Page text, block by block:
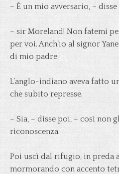
– È un mio avversario, –
– sir Moreland! Non fatemi
per voi. Anch’io al signor
di mio padre.
L’anglo-indiano aveva fatto
che subito represse.
– Sia, – disse poi, – così non
riconoscenza.
Poi uscì dal rifugio, in preda
mormorando con accento